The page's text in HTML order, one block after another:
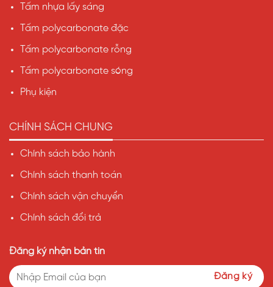
Tấm nhựa lấy sáng
Tấm polycarbonate đặc
Tấm polycarbonate rỗng
Tấm polycarbonate sóng
Phụ kiện
CHÍNH SÁCH CHUNG
Chính sách bảo hành
Chính sách thanh toán
Chính sách vận chuyển
Chính sách đổi trả
Đăng ký nhận bản tin